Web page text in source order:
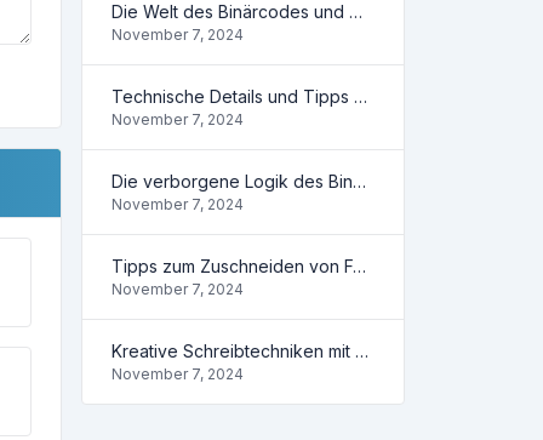
Die Welt des Binärcodes und was Sie tun können
November 7, 2024
Technische Details und Tipps zum Fotozuschneiden
November 7, 2024
Die verborgene Logik des Binärsystems
November 7, 2024
Tipps zum Zuschneiden von Fotos Online
November 7, 2024
Kreative Schreibtechniken mit Wortzähler
November 7, 2024